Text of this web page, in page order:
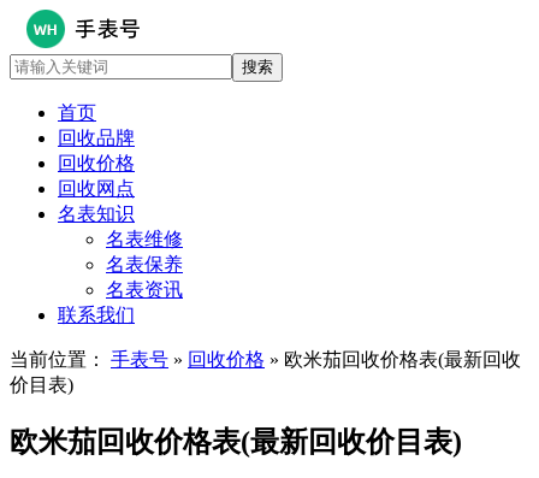
首页
回收品牌
回收价格
回收网点
名表知识
名表维修
名表保养
名表资讯
联系我们
当前位置： 手表号 » 回收价格 » 欧米茄回收价格表(最新回收
价目表)
欧米茄回收价格表(最新回收价目表)